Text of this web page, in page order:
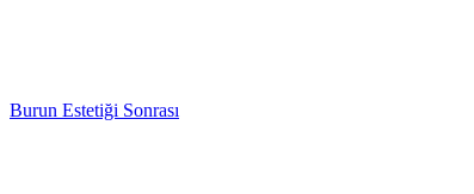
Burun Estetiği Sonrası